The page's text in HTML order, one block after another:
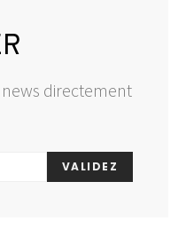
news directement
VALIDEZ